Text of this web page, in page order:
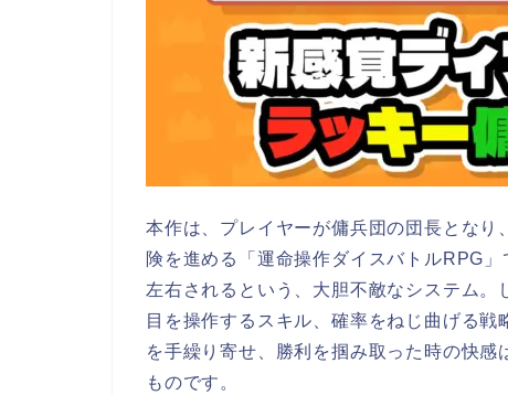
本作は、プレイヤーが傭兵団の団長とな
険を進める「運命操作ダイスバトルRPG
左右されるという、大胆不敵なシステム
目を操作するスキル、確率をねじ曲げる戦
を手繰り寄せ、勝利を掴み取った時の快
ものです。